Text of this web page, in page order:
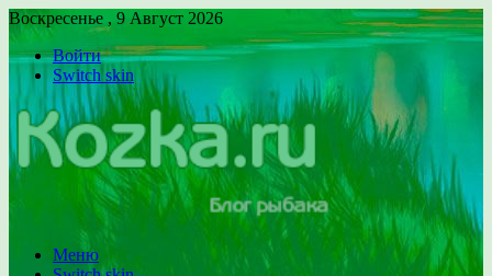
Воскресенье , 9 Август 2026
Войти
Switch skin
Меню